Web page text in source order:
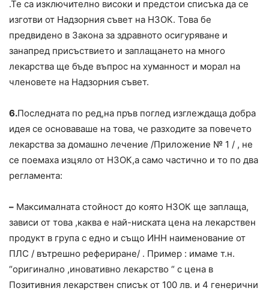
.Те са изключително високи и предстои списъка да се
изготви от Надзорния съвет на НЗОК. Това бе
предвидено в Закона за здравното осигуряване и
занапред присъствието и заплащането на много
лекарства ще бъде въпрос на хуманност и морал на
членовете на Надзорния съвет.
6.Последната по ред,на пръв поглед изглеждаща добра
идея се основаваше на това, че разходите за повечето
лекарства за домашно лечение /Приложение № 1 / , не
се поемаха изцяло от НЗОК,а само частично и то по два
регламента:
– Максималната стойност до която НЗОК ще заплаща,
зависи от това ,каква е най-ниската цена на лекарствен
продукт в група с едно и също ИНН наименование от
ПЛС / вътрешно рефериране/ . Пример : имаме т.н.
“оригинално ,иновативно лекарство “ с цена в
Позитивния лекарствен списък от 100 лв. и 4 генерични